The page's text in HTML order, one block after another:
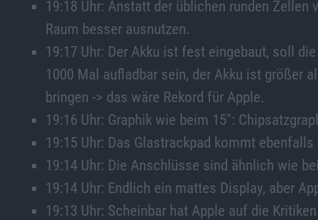
19:18 Uhr: Anstatt der üblichen runden
Raum besser ausnutzen.
19:17 Uhr: Der Akku ist fest eingebaut, soll
1000 Mal aufladbar sein, der Akku ist größer
bringen -> das wäre Rekord für Apple.
19:16 Uhr: Graphik wie beim 15″:
19:15 Uhr: Das Glastrackpad kommt
19:14 Uhr: Die Anschlüsse sind ähnlich wie
19:14 Uhr: Endlich ein mattes Display, aber
19:13 Uhr: Scheinbar hat Apple auf die